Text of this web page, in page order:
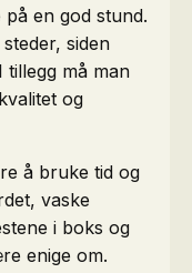
en god stund.
siden
tillegg må man
og
å bruke tid og
vaske
i boks og
enige om.